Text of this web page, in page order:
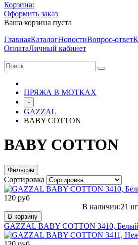
Корзина:
Оформить заказ
Ваша корзина пуста
ГлавнаяКаталогНовостиВопрос-ответ
ОплатаЛичный кабинет
ПРЯЖА В МОТКАХ
-
GAZZAL
BABY COTTON
BABY COTTON
Фильтры
Сортировка
120 руб
В наличии:21
В корзину
GAZZAL BABY COTTON 3410, Белый